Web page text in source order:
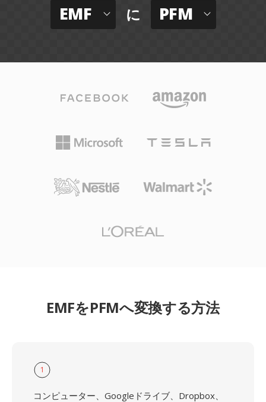
EMF に PFM
EMFをPFMへ変換する方法
1
コンピューター、Googleドライブ、Dropbox、